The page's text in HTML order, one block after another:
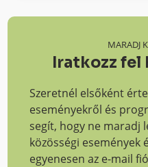
MARADJ
Iratkozz fel
Szeretnél elsőként
eseményekről és
segít, hogy ne maradj
közösségi
egyenesen az e-mail